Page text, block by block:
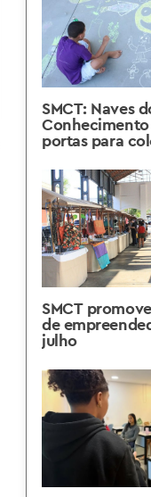
SMCT: Naves
portas para
SMCT
de
julho